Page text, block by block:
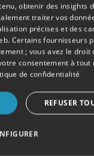
obtenir des insights
traiter vos
précises et des
Certains fournisseurs
; vous avez le droit
consentement à tout
de confidentialité
REFUSER